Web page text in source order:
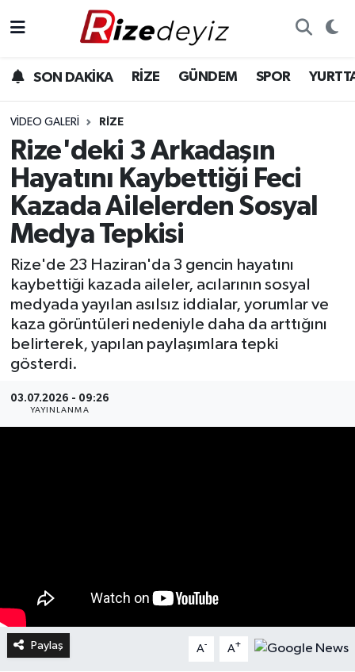
SON DAKİKA RİZE GÜNDEM SPOR
VIDEO GALERI RIZE
Rize'deki 3 Arkadaşın
Hayatını Kaybettiği Feci
Kazada Ailelerden Sosyal
Medya Tepkisi
Rize'de 23 Haziran'da 3 gencin hayatını
kaybettiği kazada aileler, acılarının sosyal
medyada yayılan asılsız iddialar, yorumlar ve
kaza görüntüleri nedeniyle daha da arttığını
belirterek, yapılan paylaşımlara tepki
gösterdi.
03.07.2026 - 09:26
YAYINLANMA
Paylaş A- A+
Gündem
Yurttan Haberler
Ekonomi
Teknoloji
Sağlık
Rize Hava Durumu
Rize Trafik Yoğunluk Haritası
Süper Lig Puan Durumu ve Fikstür
Tüm Manşetler
Son Dakika Haberleri
Haber Arşivi